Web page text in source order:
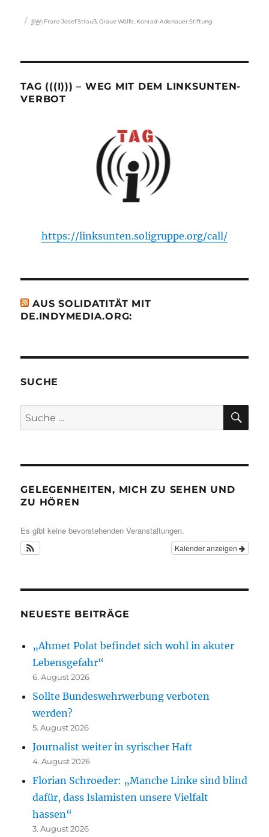
Schlagwörter
SW: Franz Josef Strauß ,Graue Wölfe Konrad-Adenauer.Stiftung
TAG (((I))) – WEG MIT DEM LINKSUNTEN-
VERBOT
https://linksunten.soligruppe.org/call/
AUS SOLIDATITÄT MIT
DE.INDYMEDIA.ORG:
SUCHE
Suche
nach:
GELEGENHEITEN, MICH ZU SEHEN UND
ZU HÖREN
Es gibt keine bevorstehenden Veranstaltungen.
Kalender anzeigen
NEUESTE BEITRÄGE
„Ahmet Polat befindet sich wohl in akuter
Lebensgefahr“
6. August 2026
Sollte Bundeswehrwerbung verboten
werden?
5. August 2026
Journalist weiter in syrischer Haft
4. August 2026
Florian Schroeder: „Manche Linke sind blind
dafür, dass Islamisten unsere Vielfalt
hassen“
3. August 2026